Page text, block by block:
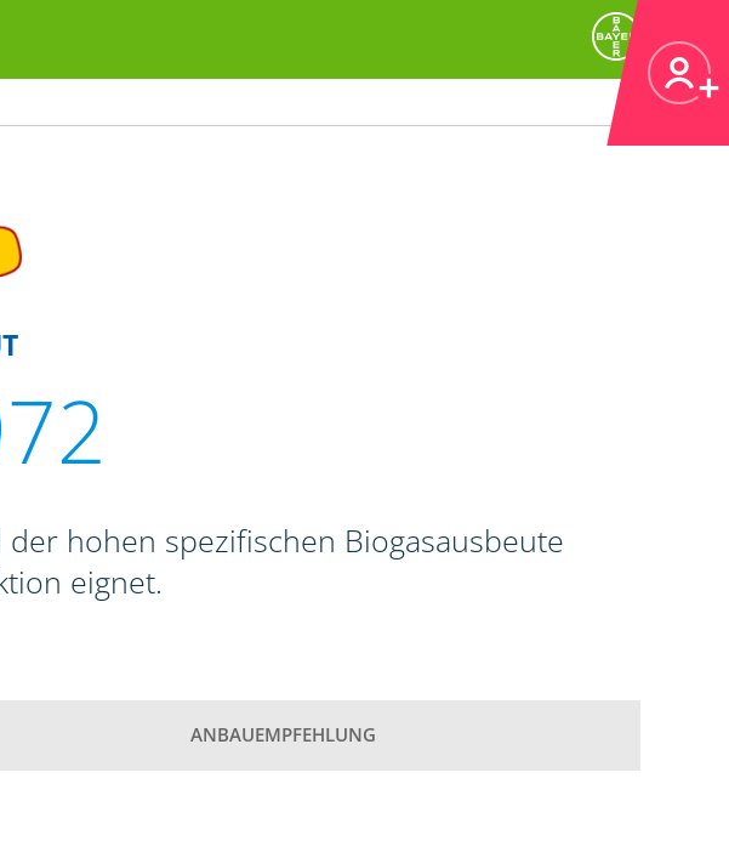
hohen spezifischen Biogasausbeute
eignet.
ANBAUEMPFEHLUNG